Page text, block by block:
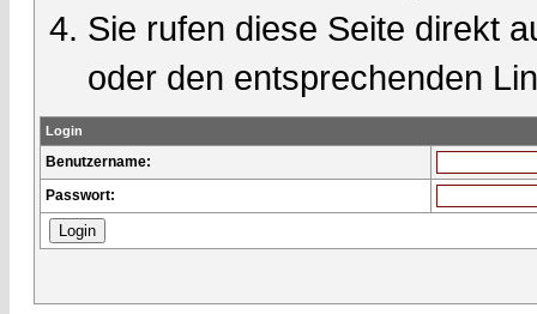
Sie rufen diese Seite direkt
oder den entsprechenden
Login
Benutzername:
Passwort: